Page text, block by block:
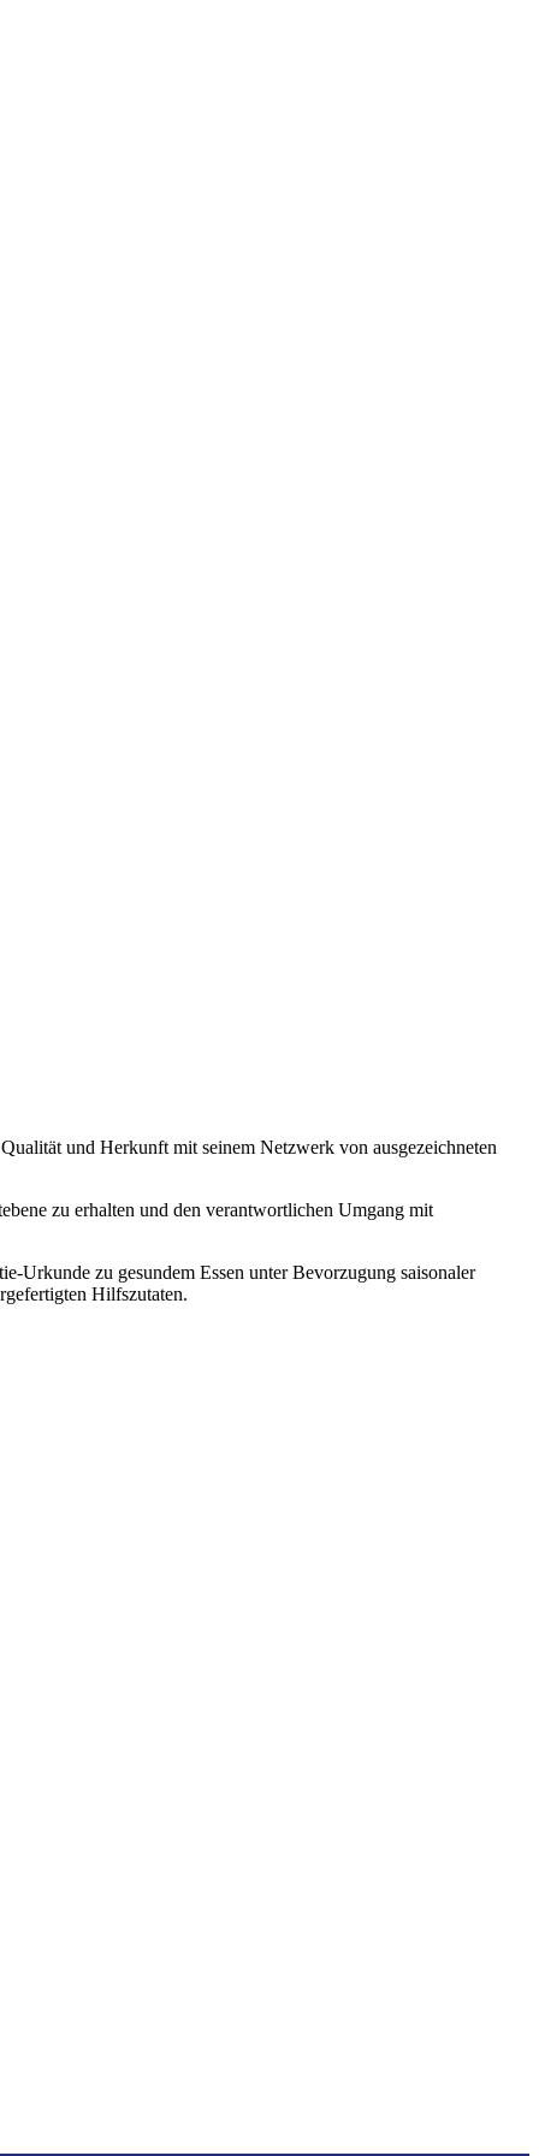
und Herkunft mit seinem Netzwerk von ausgezeichneten
zu erhalten und den verantwortlichen Umgang mit
Urkunde zu gesundem Essen unter Bevorzugung saisonaler
Hilfszutaten.